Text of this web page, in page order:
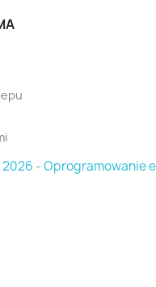
- Oprogramowanie